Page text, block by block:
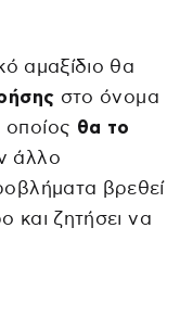
αμαξίδιο θα
στο όνομα
θα το
άλλο
βρεθεί
και ζητήσει να